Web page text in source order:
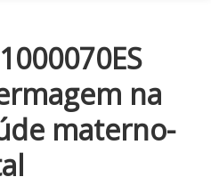
na
materno-